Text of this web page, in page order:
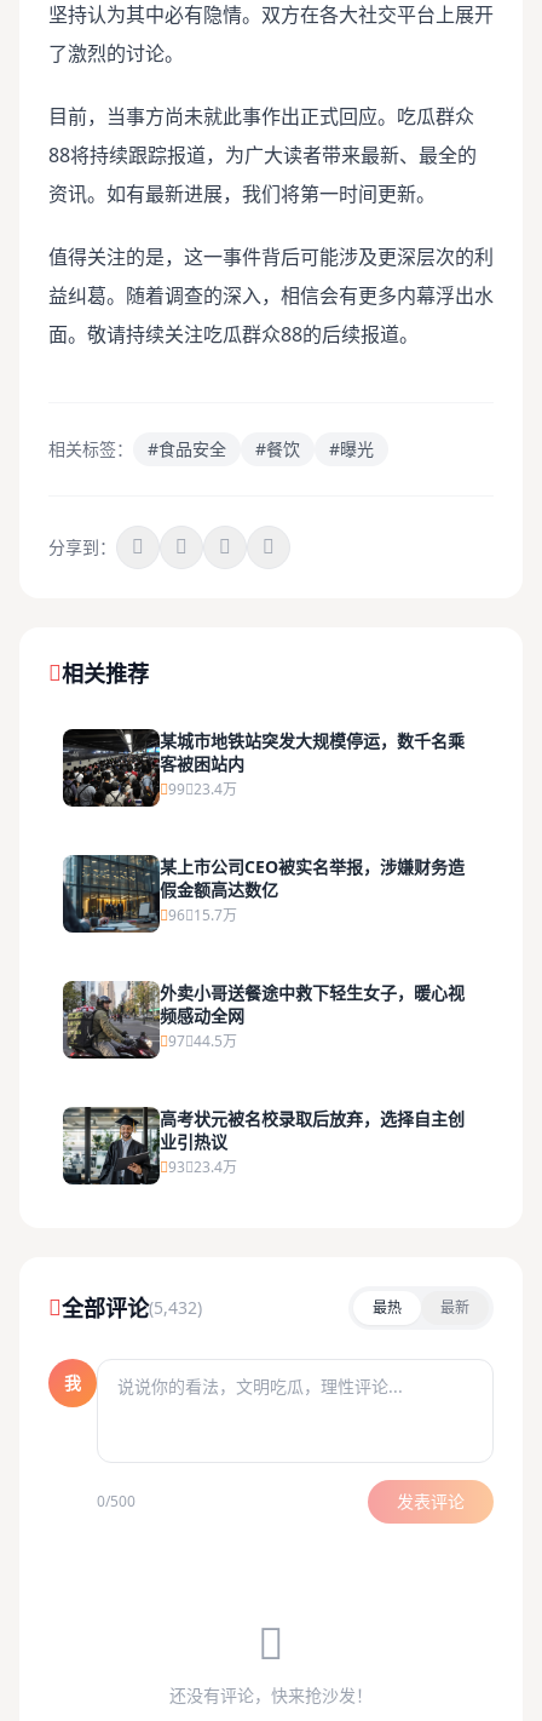
坚持认为其中必有隐情。双方在各大社交平台上展开
了激烈的讨论。
目前，当事方尚未就此事作出正式回应。吃瓜群众
88将持续跟踪报道，为广大读者带来最新、最全的
资讯。如有最新进展，我们将第一时间更新。
值得关注的是，这一事件背后可能涉及更深层次的利
益纠葛。随着调查的深入，相信会有更多内幕浮出水
面。敬请持续关注吃瓜群众88的后续报道。
相关标签： #食品安全 #餐饮 #曝光
分享到：
相关推荐
某城市地铁站突发大规模停运，数千名乘
客被困站内
99 23.4万
某上市公司CEO被实名举报，涉嫌财务造
假金额高达数亿
96 15.7万
外卖小哥送餐途中救下轻生女子，暖心视
频感动全网
97 44.5万
高考状元被名校录取后放弃，选择自主创
业引热议
93 23.4万
全部评论(5,432) 最热 最新
我
0/500 发表评论
还没有评论，快来抢沙发！